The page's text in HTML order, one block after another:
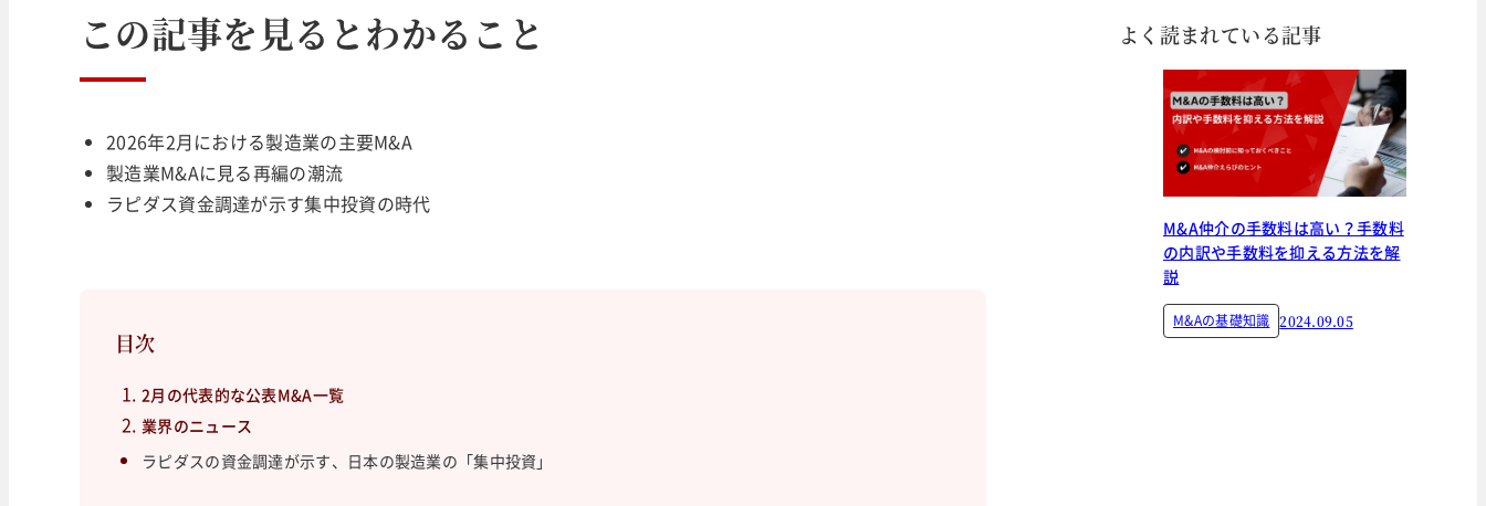
この記事を見るとわかること
2026年2月における製造業の主要M&A
製造業M&Aに見る再編の潮流
ラピダス資金調達が示す集中投資の時代
目次
2月の代表的な公表M&A一覧
業界のニュース
ラピダスの資金調達が示す、日本の製造業の「集中投資」
よく読まれている記事
M&A仲介の手数料は高い？手数料
の内訳や手数料を抑える方法を解
説
M&Aの基礎知識 2024.09.05